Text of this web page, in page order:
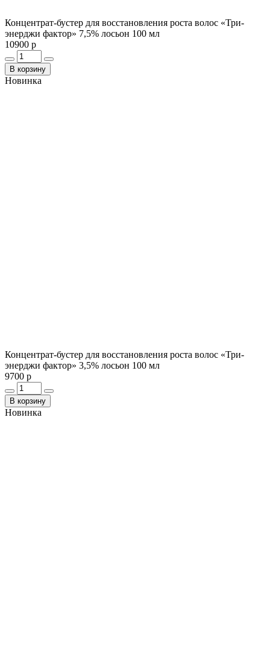
Концентрат-бустер для восстановления роста волос «Три-
энерджи фактор» 7,5% лосьон 100 мл
10900 р
В корзину
Новинка
Концентрат-бустер для восстановления роста волос «Три-
энерджи фактор» 3,5% лосьон 100 мл
9700 р
В корзину
Новинка